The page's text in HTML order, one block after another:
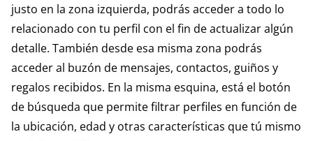
justo en la zona izquierda, podrás acceder a todo lo
relacionado con tu perfil con el fin de actualizar algún
detalle. También desde esa misma zona podrás
acceder al buzón de mensajes, contactos, guiños y
regalos recibidos. En la misma esquina, está el botón
de búsqueda que permite filtrar perfiles en función de
la ubicación, edad y otras características que tú mismo